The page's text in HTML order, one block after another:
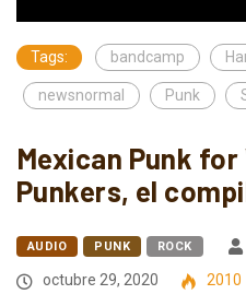
Tags: bandcamp
newsnormal Punk
Mexican Punk
Punkers, el
AUDIO PUNK ROCK
octubre 29, 2020
2010